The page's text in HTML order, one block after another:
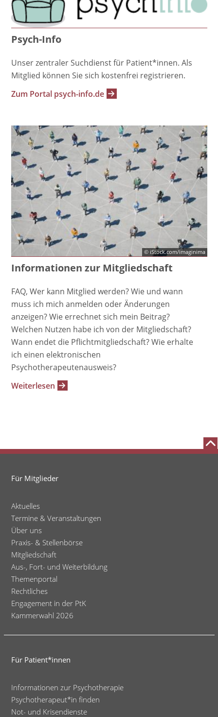
Psych-Info
Unser zentraler Suchdienst für Patient*innen. Als
Mitglied können Sie sich kostenfrei registrieren.
Zum Portal psych-info.de
© iStock.com/imaginima
Informationen zur Mitgliedschaft
FAQ, Wer kann Mitglied werden? Wie und wann
muss ich mich anmelden oder Änderungen
anzeigen? Wie errechnet sich mein Beitrag?
Welchen Nutzen habe ich von der Mitgliedschaft?
Wann endet die Pflichtmitgliedschaft? Wie erhalte
ich einen elektronischen
Psychotherapeutenausweis?
Weiterlesen
Für Mitglieder
Aktuelles
Termine & Veranstaltungen
Über uns
Praxis- & Stellenbörse
Mitgliedschaft
Aus-, Fort- und Weiterbildung
Themenportal
Rechtliches
Engagement in der PtK
Kammerwahl 2026
Für Patient*innen
Informationen zur Psychotherapie
Psychotherapeut*in finden
Not- und Krisendienste